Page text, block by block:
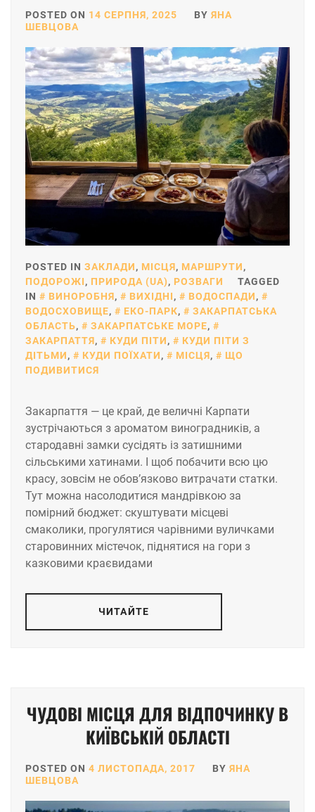
POSTED ON 14 СЕРПНЯ, 2025 BY ЯНА
ШЕВЦОВА
POSTED IN ЗАКЛАДИ, МІСЦЯ, МАРШРУТИ,
ПОДОРОЖІ, ПРИРОДА (UA), РОЗВАГИ
TAGGED
IN
ВИНОРОБНЯ, ВИХІДНІ, ВОДОСПАДИ,
ВОДОСХОВИЩЕ, ЕКО-ПАРК,
ЗАКАРПАТСЬКА
ОБЛАСТЬ, ЗАКАРПАТСЬКЕ МОРЕ,
ЗАКАРПАТТЯ, КУДИ ПІТИ,
КУДИ ПІТИ З
ДІТЬМИ, КУДИ ПОЇХАТИ, МІСЦЯ,
ЩО
ПОДИВИТИСЯ
Закарпаття — це край, де величні Карпати
зустрічаються з ароматом виноградників, а
стародавні замки сусідять із затишними
сільськими хатинами. І щоб побачити всю цю
красу, зовсім не обов’язково витрачати статки.
Тут можна насолодитися мандрівкою за
помірний бюджет: скуштувати місцеві
смаколики, прогулятися чарівними вуличками
старовинних містечок, піднятися на гори з
казковими краєвидами
ЧИТАЙТЕ
ЧУДОВІ МІСЦЯ ДЛЯ ВІДПОЧИНКУ В
КИЇВСЬКІЙ ОБЛАСТІ
POSTED ON 4 ЛИСТОПАДА, 2017 BY ЯНА
ШЕВЦОВА